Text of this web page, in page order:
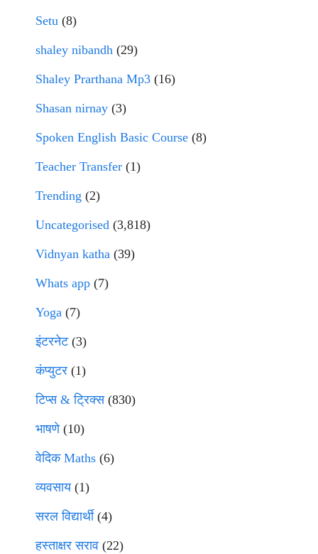
Setu (8)
shaley nibandh (29)
Shaley Prarthana Mp3 (16)
Shasan nirnay (3)
Spoken English Basic Course (8)
Teacher Transfer (1)
Trending (2)
Uncategorised (3,818)
Vidnyan katha (39)
Whats app (7)
Yoga (7)
इंटरनेट(3)
कंप्युटर (1)
टिप्स & ट्रिक्स(830)
भाषणे(10)
वेदिक Maths (6)
व्यवसाय(1)
सरल विद्यार्थी(4)
हस्ताक्षर सराव (22)